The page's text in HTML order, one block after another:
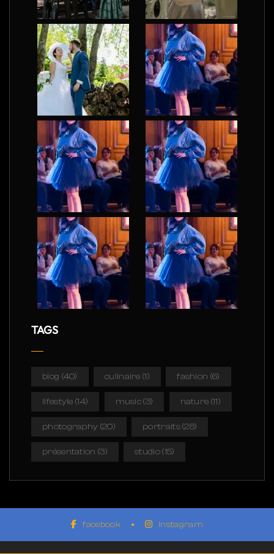
TAGS
blog (40) culinaire (1) fashion (6)
lifestyle (14) music(3) nature (11)
photography (20) portraits(28)
présentation (3) studio(15)
facebook instagram